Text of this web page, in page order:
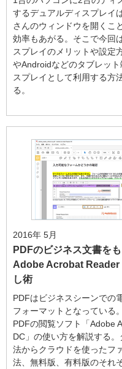
するデュアルディスプレイ
さんのウィンドウを開くこ
効率もあがる。そこで今回
スプレイのメリットや設定
やAndroidなどのタブレット
スプレイとして利用する方
る。
2016年 5月
PDFのビジネス文書を
Adobe Acrobat Reader
し術
PDFはビジネスシーンでの
フォーマットとなっている
PDFの閲覧ソフト「Adobe
DC」の使い方を解説する
法からクラウドを使ったフ
法、無料版、有料版のそれ